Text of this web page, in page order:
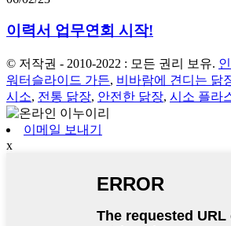
이력서 업무연회 시작!
© 저작권 - 2010-2022 : 모든 권리 보유.
워터슬라이드 가든, 비바람에 견디는 닭
시소, 전통 닭장, 안전한 닭장, 시소 플라
이메일 보내기
x